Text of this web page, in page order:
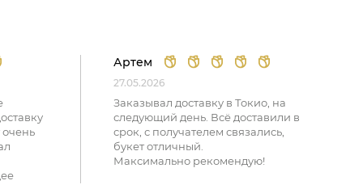
Артем
27.05.2026
Заказывал доставку в Токио, на
следующий день. Всё доставили в
срок, с получателем связались,
букет отличный.
Максимально рекомендую!